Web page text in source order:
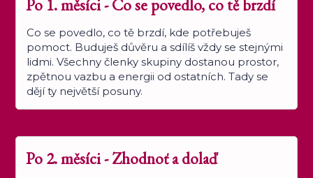
Po 1. měsíci - Co se povedlo, co tě brzdí
Co se povedlo, co tě brzdí, kde potřebuješ
pomoct. Buduješ důvěru a sdílíš vždy se stejnými
lidmi. Všechny členky skupiny dostanou prostor,
zpětnou vazbu a energii od ostatních. Tady se
dějí ty největší posuny.
Po 2. měsíci - Zhodnoť a dolaď